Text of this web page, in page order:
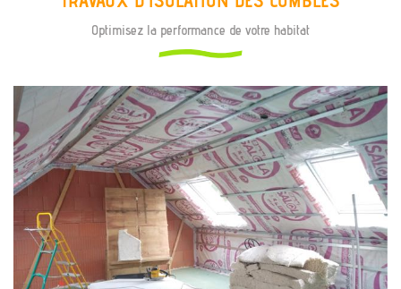
Optimisez la performance de votre habitat